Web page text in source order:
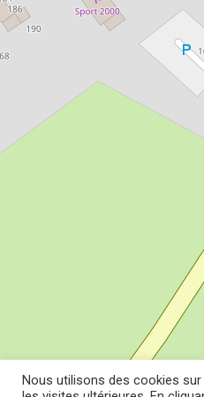
Nous utilisons des cookies